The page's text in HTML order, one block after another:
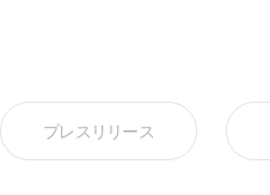
プレスリリース